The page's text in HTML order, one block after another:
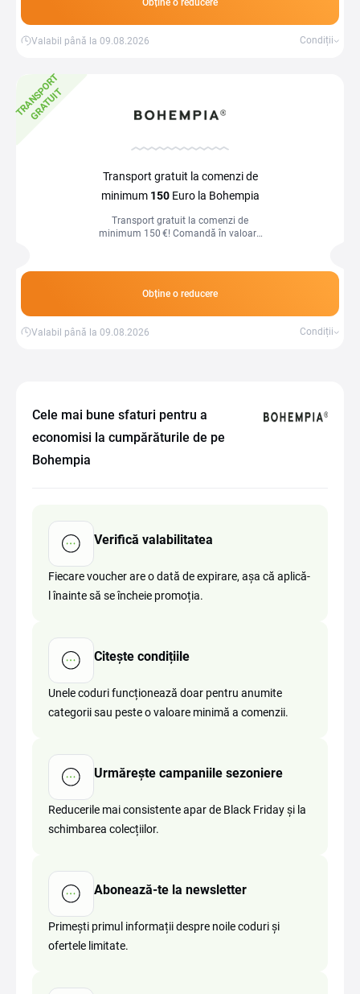
Obține o reducere
Valabil până la 09.08.2026 Condiții
T
R
A
N
S
P
O
R
T
G
R
A
T
U
I
T
Transport gratuit la comenzi de
minimum 150 Euro la Bohempia
Transport gratuit la comenzi de
minimum 150 €! Comandă în valoare
Obține o reducere
Valabil până la 09.08.2026 Condiții
Cele mai bune sfaturi pentru a
economisi la cumpărăturile de pe
Bohempia
Verifică valabilitatea
Fiecare voucher are o dată de expirare, așa că aplică-
l înainte să se încheie promoția.
Citește condițiile
Unele coduri funcționează doar pentru anumite
categorii sau peste o valoare minimă a comenzii.
Urmărește campaniile sezoniere
Reducerile mai consistente apar de Black Friday și la
schimbarea colecțiilor.
Abonează-te la newsletter
Primești primul informații despre noile coduri și
ofertele limitate.